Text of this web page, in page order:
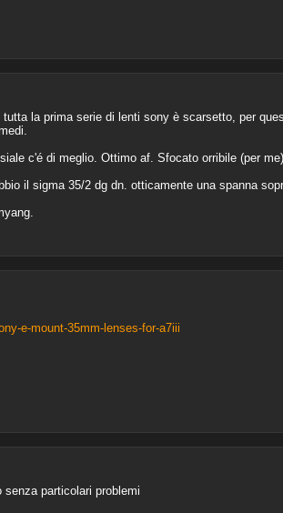
la prima serie di lenti sony è scarsetto, per
c'é di meglio. Ottimo af. Sfocato orribile (per
il sigma 35/2 dg dn. otticamente una spanna
e-mount-35mm-lenses-for-a7iii
particolari problemi